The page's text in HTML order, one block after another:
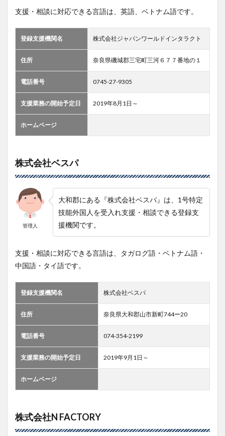
支援・相談に対応できる言語は、英語、ベトナム語です。
登録支援機関名 株式会社ジャパンワールドインタラクト
住所 奈良県磯城郡三宅町三河６７７番地の１
電話番号 0745-27-9305
支援業務の開始予定日 2019年8月1日～
ホームページ
株式会社ベスパ
管理人
大和郡にある『株式会社ベスパ』は、1号特定
技能外国人を受入れ支援・相談できる登録支
援機関です。
支援・相談に対応できる言語は、タガログ語・ベトナム語・
中国語・タイ語です。
登録支援機関名 株式会社ベスパ
住所 奈良県大和郡山市新町744ー20
電話番号 074-354-2199
支援業務の開始予定日 2019年9月1日～
ホームページ
株式会社N FACTORY